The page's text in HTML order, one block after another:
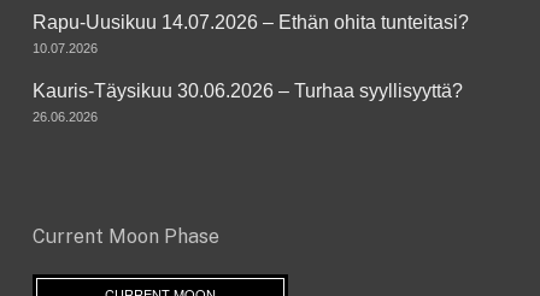
Rapu-Uusikuu 14.07.2026 – Ethän ohita tunteitasi?
10.07.2026
Kauris-Täysikuu 30.06.2026 – Turhaa syyllisyyttä?
26.06.2026
Current Moon Phase